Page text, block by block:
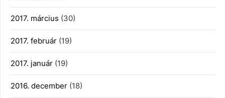
2017. március (30)
2017. február (19)
2017. január (19)
2016. december (18)